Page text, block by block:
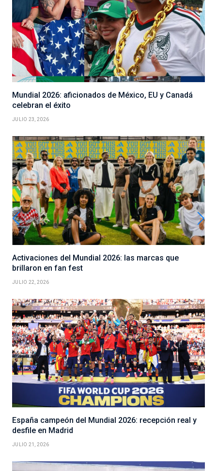
Mundial 2026: aficionados de México, EU y Canadá
celebran el éxito
JULIO 23, 2026
Activaciones del Mundial 2026: las marcas que
brillaron en fan fest
JULIO 22, 2026
España campeón del Mundial 2026: recepción real y
desfile en Madrid
JULIO 21, 2026